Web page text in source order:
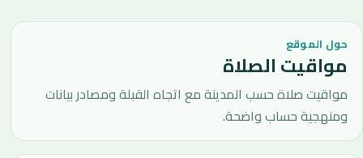
حول الموقع
مواقيت الصلاة
مواقيت صلاة حسب المدينة مع اتجاه القبلة ومصادر بيانات
ومنهجية حساب واضحة.